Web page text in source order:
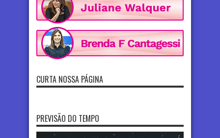
CURTA NOSSA PÁGINA
PREVISÃO DO TEMPO